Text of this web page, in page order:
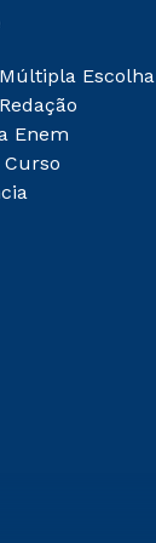
Escolha
Enem
Curso